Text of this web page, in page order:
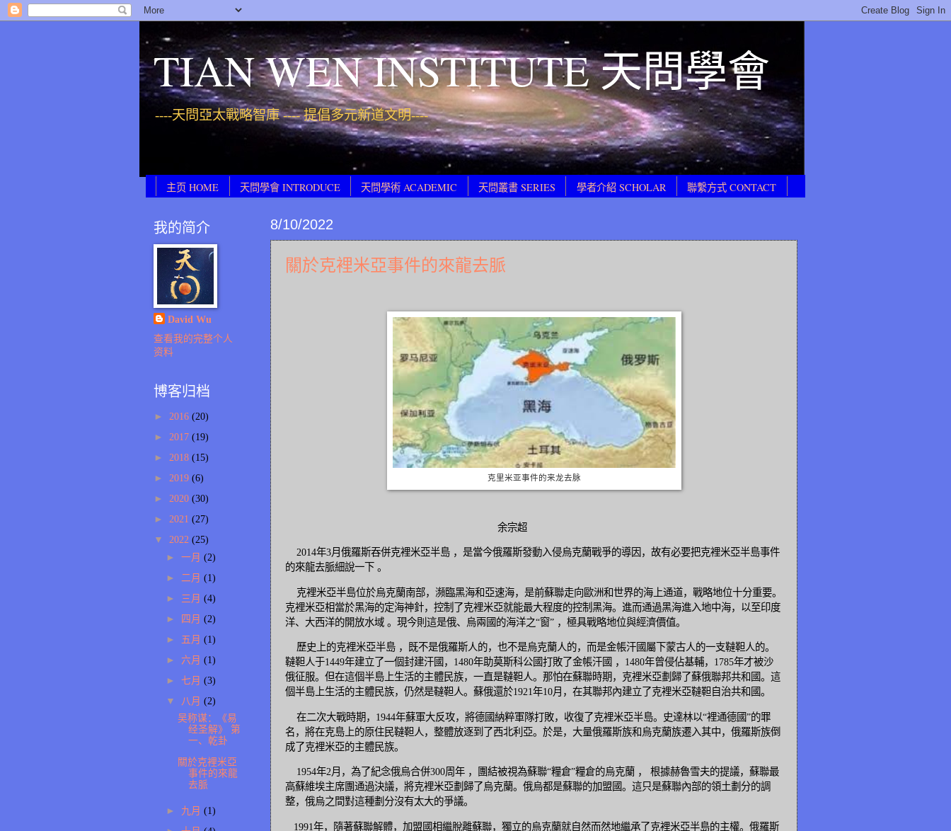
TIAN WEN INSTITUTE 天問學會
----天問亞太戰略智庫 ---- 提倡多元新道文明----
主页 HOME 天問學會 INTRODUCE 天問學術 ACADEMIC 天問叢書 SERIES 學者介紹 SCHOLAR 聯繫方式 CONTACT
8/10/2022
關於克裡米亞事件的來龍去脈
克里米亚事件的来龙去脉
余宗超
2014年3月俄羅斯吞併克裡米亞半島 ，是當今俄羅斯發動入侵烏克蘭戰爭的導因，故有必要把克裡米亞半島事件
的來龍去脈細說一下 。
克裡米亞半島位於烏克蘭南部，瀕臨黑海和亞速海，是前蘇聯走向歐洲和世界的海上通道，戰略地位十分重要。
克裡米亞相當於黑海的定海神針，控制了克裡米亞就能最大程度的控制黑海。進而通過黑海進入地中海，以至印度
洋、大西洋的開放水域 。現今則這是俄、烏兩國的海洋之“窗” ，極具戰略地位與經濟價值。
歷史上的克裡米亞半島 ，既不是俄羅斯人的，也不是烏克蘭人的，而是金帳汗國屬下蒙古人的一支韃靼人的。
韃靼人于1449年建立了一個封建汗國，1480年助莫斯科公國打敗了金帳汗國 ，1480年曾侵佔基輔，1785年才被沙
俄征服。但在這個半島上生活的主體民族，一直是韃靼人。那怕在蘇聯時期，克裡米亞劃歸了蘇俄聯邦共和國。這
個半島上生活的主體民族，仍然是韃靼人。蘇俄還於1921年10月，在其聯邦內建立了克裡米亞韃靼自治共和國。
在二次大戰時期，1944年蘇軍大反攻，將德國納粹軍隊打敗，收復了克裡米亞半島。史達林以“裡通德國”的罪
名，將在克島上的原住民韃靼人，整體放逐到了西北利亞。於是，大量俄羅斯族和烏克蘭族遷入其中，俄羅斯族倒
成了克裡米亞的主體民族。
1954年2月，為了紀念俄烏合併300周年 ，團結被視為蘇聯“糧倉”糧倉的烏克蘭 ， 根據赫魯雪夫的提議，蘇聯最
高蘇維埃主席團通過決議，將克裡米亞劃歸了烏克蘭。俄烏都是蘇聯的加盟國。這只是蘇聯內部的領土劃分的調
整，俄烏之間對這種劃分沒有太大的爭議。
1991年，隨著蘇聯解體，加盟國相繼脫離蘇聯，獨立的烏克蘭就自然而然地繼承了克裡米亞半島的主權。俄羅斯
我的简介
David Wu
查看我的完整个人
资料
博客归档
► 2016 (20)
► 2017 (19)
► 2018 (15)
► 2019 (6)
► 2020 (30)
► 2021 (27)
▼ 2022 (25)
► 一月 (2)
►
二月 (1)
► 三月 (4)
►
四月 (2)
► 五月 (1)
► 六月 (1)
► 七月 (3)
▼ 八月 (2)
吴称谋：《易
经圣解》 第
一、乾卦
關於克裡米亞
事件的來龍
去脈
► 九月 (1)